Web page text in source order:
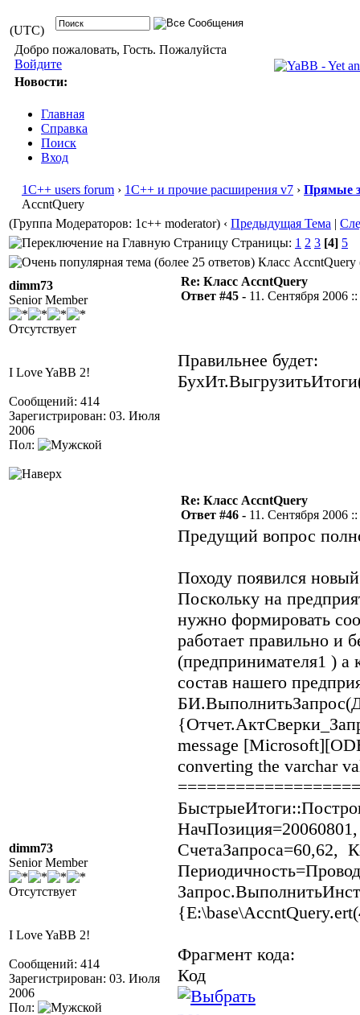
(UTC)
Добро пожаловать, Гость. Пожалуйста
Войдите
Новости:
Главная
Справка
Поиск
Вход
1С++ users forum › 1С++ и прочие расширения v7 › Прямые
AccntQuery
(Группа Модераторов: 1c++ moderator) ‹ Предыдущая Тема |
Страницы: 1 2 3 [4] 5
Класс AccntQuery
dimm73
Senior Member
Отсутствует
I Love YaBB 2!
Сообщений: 414
Зарегистрирован: 03. Июля
2006
Пол:
Re: Класс AccntQuery
Ответ #45 - 11. Сентября 2006
Правильнее будет:
dimm73
Senior Member
Отсутствует
I Love YaBB 2!
Сообщений: 414
Зарегистрирован: 03. Июля
2006
Пол:
Re: Класс AccntQuery
Ответ #46 - 11. Сентября 2006
Предущий вопрос
Походу появился
Поскольку на
нужно формировать
работает правильно и
(предпринимателя1 ) а
состав нашего
message
converting the varchar
СчетаЗапроса=60,62,
Фрагмент кода:
Код